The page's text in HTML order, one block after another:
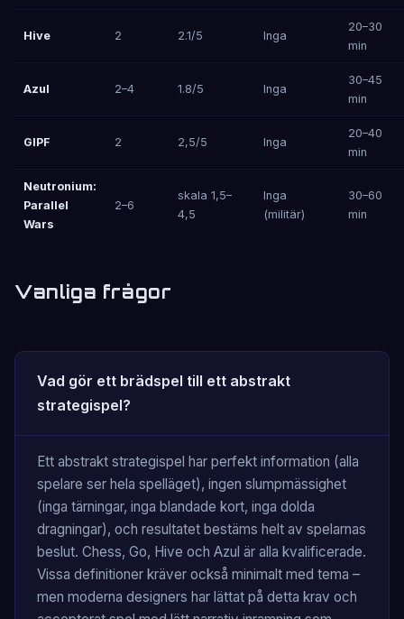
Hive 2 2.1/5 Inga
20–30
min
Azul 2–4 1.8/5 Inga
30–45
min
GIPF 2 2,5/5 Inga
20–40
min
Neutronium:
Parallel
Wars
2–6
skala 1,5–
4,5
Inga
(militär)
30–60
min
Vanliga frågor
Vad gör ett brädspel till ett abstrakt
strategispel?
Ett abstrakt strategispel har perfekt information (alla
spelare ser hela spelläget), ingen slumpmässighet
(inga tärningar, inga blandade kort, inga dolda
dragningar), och resultatet bestäms helt av spelarnas
beslut. Chess, Go, Hive och Azul är alla kvalificerade.
Vissa definitioner kräver också minimalt med tema –
men moderna designers har lättat på detta krav och